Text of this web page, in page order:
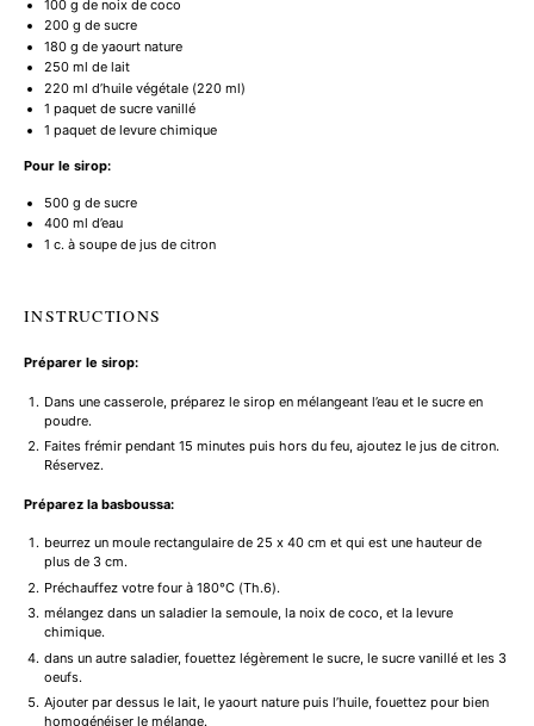
100 g de noix de coco
200 g de sucre
180 g de yaourt nature
250ml de lait
220ml d’huile végétale (220ml)
1 paquet de sucre vanillé
1 paquet de levure chimique
Pour le sirop:
500 g de sucre
400ml d’eau
1 c. à soupe de jus de citron
INSTRUCTIONS
Préparer le sirop:
Dans une casserole, préparez le sirop en mélangeant l’eau et le sucre en
poudre.
Faites frémir pendant 15 minutes puis hors du feu, ajoutez le jus de citron.
Réservez.
Préparez la basboussa:
beurrez un moule rectangulaire de 25 x 40 cm et qui est une hauteur de
plus de 3 cm.
Préchauffez votre four à 180°C (Th.6).
mélangez dans un saladier la semoule, la noix de coco, et la levure
chimique.
dans un autre saladier, fouettez légèrement le sucre, le sucre vanillé et les 3
oeufs.
Ajouter par dessus le lait, le yaourt nature puis l’huile, fouettez pour bien
homogénéiser le mélange.